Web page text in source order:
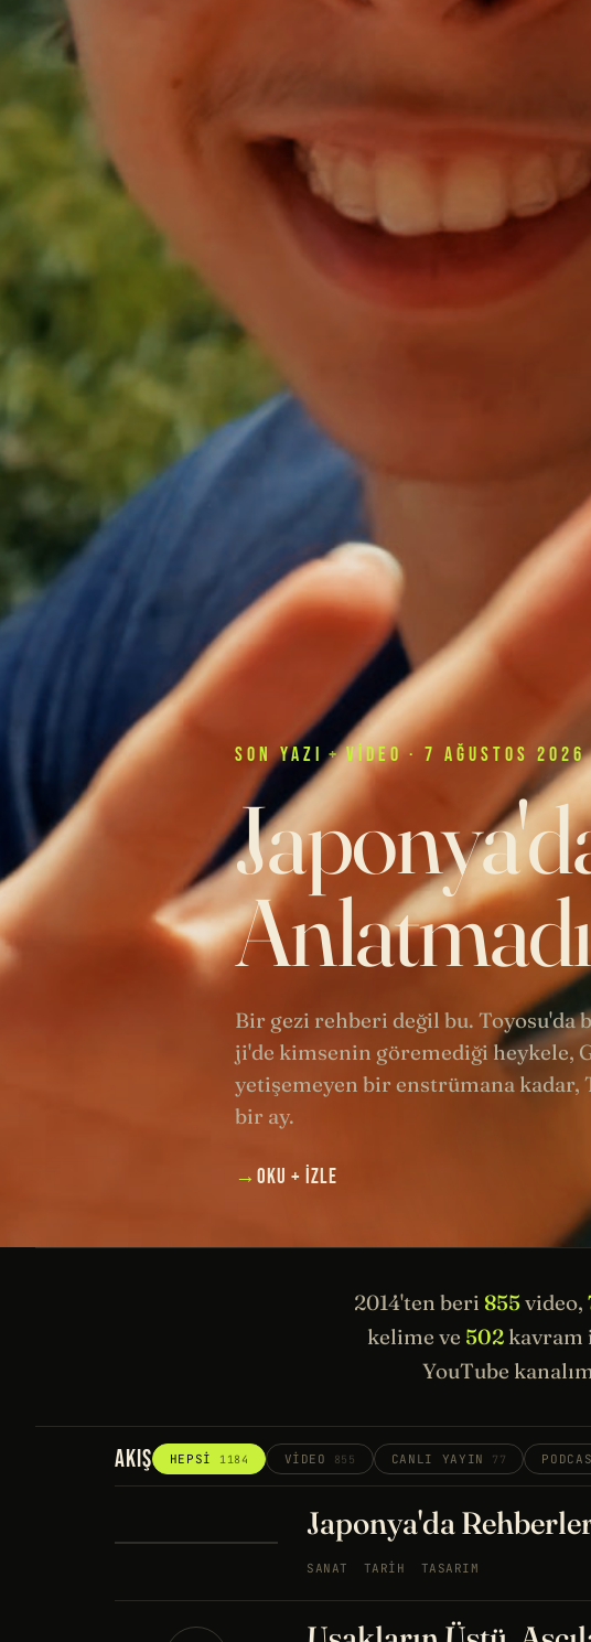
SONYAZI + VIDEO· 7 AĞUSTOS 2026
Bir gezi rehberi değil bu. Toyosu'da
ji'de kimsenin göremediği heykele,
yetişemeyen bir enstrümana
bir ay.
→ OKU + İZLE
2014'ten beri 855 video,
kelime ve 502 kavram
YouTube
AKIŞ HEPSI 1184 VIDEO 855 CANLI YAYIN 77
Japonya'da
SANAT TARIH TASARIM